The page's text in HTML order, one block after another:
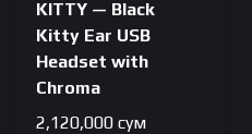
KITTY — Black
Kitty Ear USB
Headset with
Chroma
2,120,000сум